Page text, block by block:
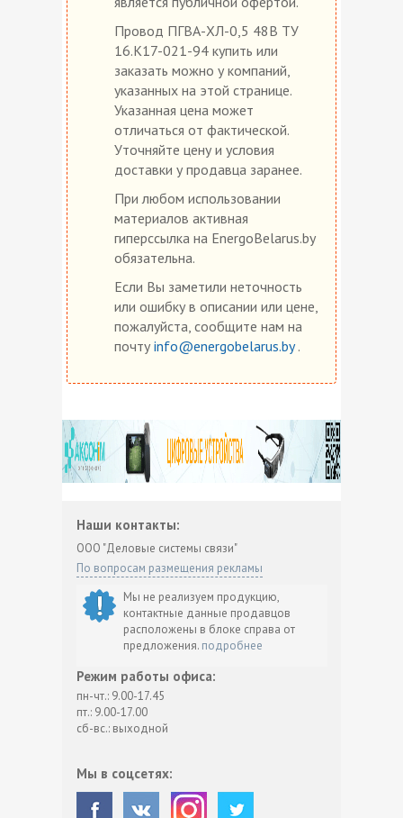
Провод ПГВА-ХЛ-0,5 48В ТУ
16.К17-021-94 купить или
заказать можно у компаний,
указанных на этой странице.
Указанная цена может
отличаться от фактической.
Уточняйте цену и условия
доставки у продавца заранее.
При любом использовании
материалов активная
гиперссылка на EnergoBelarus.by
обязательна.
Если Вы заметили неточность
или ошибку в описании или цене,
пожалуйста, сообщите нам на
почту info@energobelarus.by.
Наши контакты:
ООО "Деловые системы связи"
По вопросам размещения рекламы
Мы не реализуем продукцию,
контактные данные продавцов
расположены в блоке справа от
предложения. подробнее
Режим работы офиса:
пн-чт.: 9.00-17.45
пт.: 9.00-17.00
сб-вс.: выходной
Мы в соцсетях: